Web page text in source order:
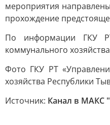
мероприятия
прохождение
По информации ГКУ
коммунального
Фото ГКУ РТ
хозяйства Республики
Источник: Канал в МАКС